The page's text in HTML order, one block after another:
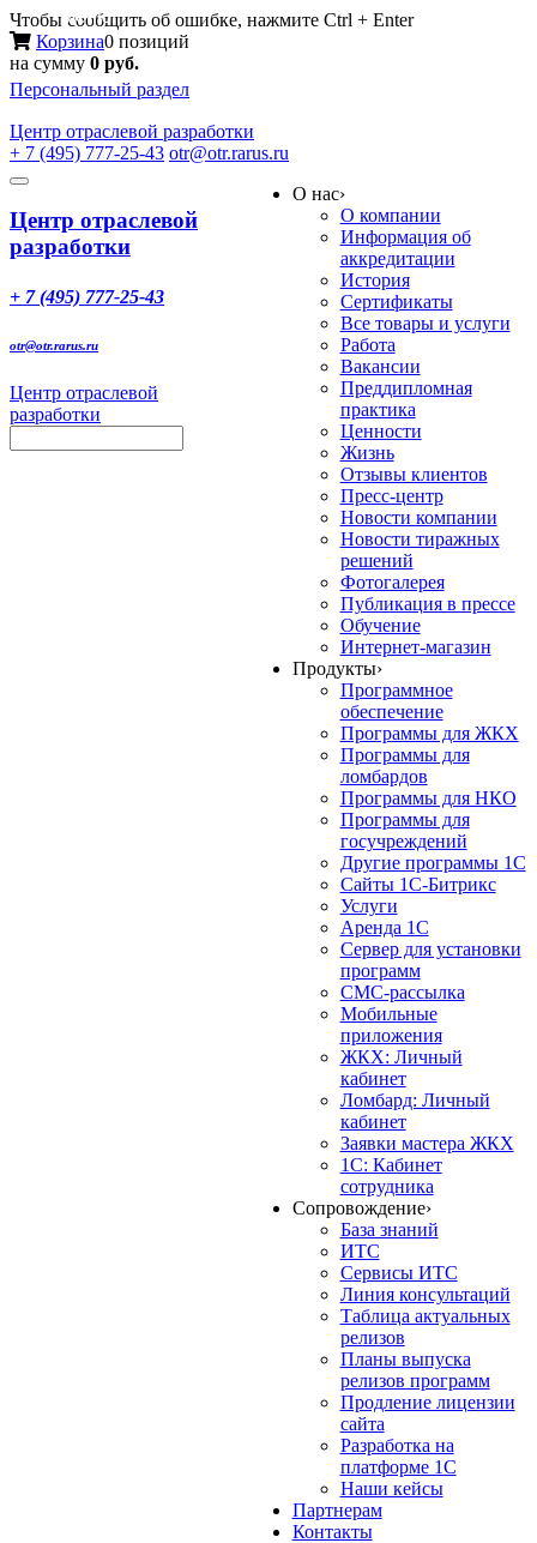
Чтобы сообщить об ошибке, нажмите Ctrl + Enter
Корзина0 позиций
на сумму 0 руб.
Персональный раздел
Центр отраслевой разработки
+ 7 (495) 777-25-43 otr@otr.rarus.ru
Toggle
Меню
Центр отраслевой
разработки
+ 7 (495) 777-25-43
otr@otr.rarus.ru
Центр отраслевой
разработки
О нас›
О компании
Информация об
аккредитации
История
Сертификаты
Все товары и услуги
Работа
Вакансии
Преддипломная
практика
Ценности
Жизнь
Отзывы клиентов
Пресс-центр
Новости компании
Новости тиражных
решений
Фотогалерея
Публикация в прессе
Обучение
Интернет-магазин
Продукты›
Программное
обеспечение
Программы для ЖКХ
Программы для
ломбардов
Программы для НКО
Программы для
госучреждений
Другие программы 1С
Сайты 1С-Битрикс
Услуги
Аренда 1С
Сервер для установки
программ
СМС-рассылка
Мобильные
приложения
ЖКХ: Личный
кабинет
Ломбард: Личный
кабинет
Заявки мастера ЖКХ
1С: Кабинет
сотрудника
Сопровождение›
База знаний
ИТС
Сервисы ИТС
Линия консультаций
Таблица актуальных
релизов
Планы выпуска
релизов программ
Продление лицензии
сайта
Разработка на
платформе 1С
Наши кейсы
Партнерам
Контакты